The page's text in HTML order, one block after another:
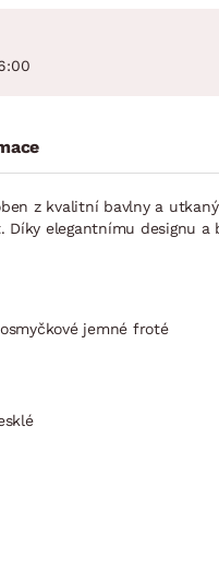
z kvalitní bavlny a
Díky elegantnímu designu
jemné froté